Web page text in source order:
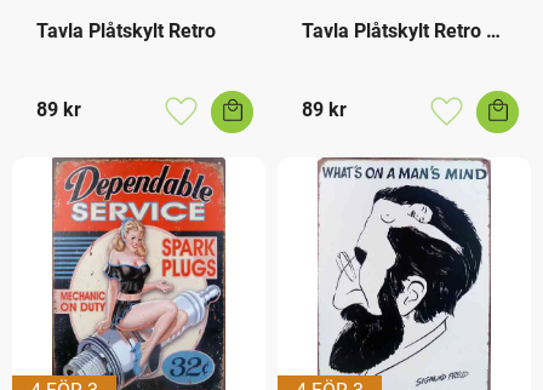
Tavla Plåtskylt Retro
89 kr
Lägg till i favoriter
Tavla Plåtskylt Retro
89 kr
Lägg till i